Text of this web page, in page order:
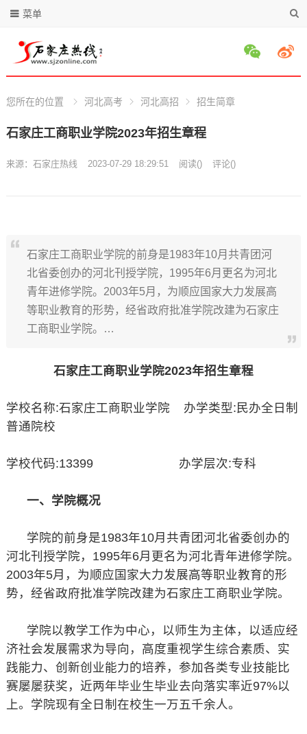
菜单
您所在的位置 河北高考 河北高招 招生简章
石家庄工商职业学院2023年招生章程
来源： 石家庄热线 2023-07-29 18:29:51 阅读() 评论()
石家庄工商职业学院的前身是1983年10月共青团河
北省委创办的河北刊授学院，1995年6月更名为河北
青年进修学院。2003年5月，为顺应国家大力发展高
等职业教育的形势，经省政府批准学院改建为石家庄
工商职业学院。…
石家庄工商职业学院2023年招生章程
学校名称:石家庄工商职业学院 办学类型:民办全日制
普通院校
学校代码:13399 办学层次:专科
一、学院概况
学院的前身是1983年10月共青团河北省委创办的
河北刊授学院，1995年6月更名为河北青年进修学院。
2003年5月，为顺应国家大力发展高等职业教育的形
势，经省政府批准学院改建为石家庄工商职业学院。
学院以教学工作为中心，以师生为主体，以适应经
济社会发展需求为导向，高度重视学生综合素质、实
践能力、创新创业能力的培养，参加各类专业技能比
赛屡屡获奖，近两年毕业生毕业去向落实率近97%以
上。学院现有全日制在校生一万五千余人。